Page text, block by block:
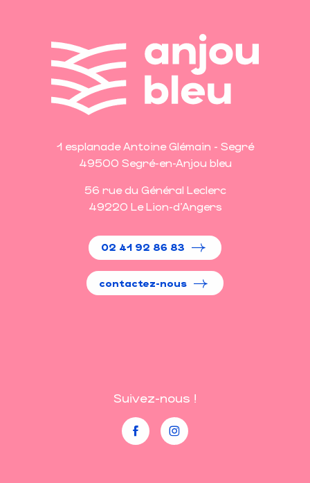
1 esplanade Antoine Glémain - Segré
49500 Segré-en-Anjou bleu
56 rue du Général Leclerc
49220 Le Lion-d'Angers
02 41 92 86 83
contactez-nous
Suivez-nous !